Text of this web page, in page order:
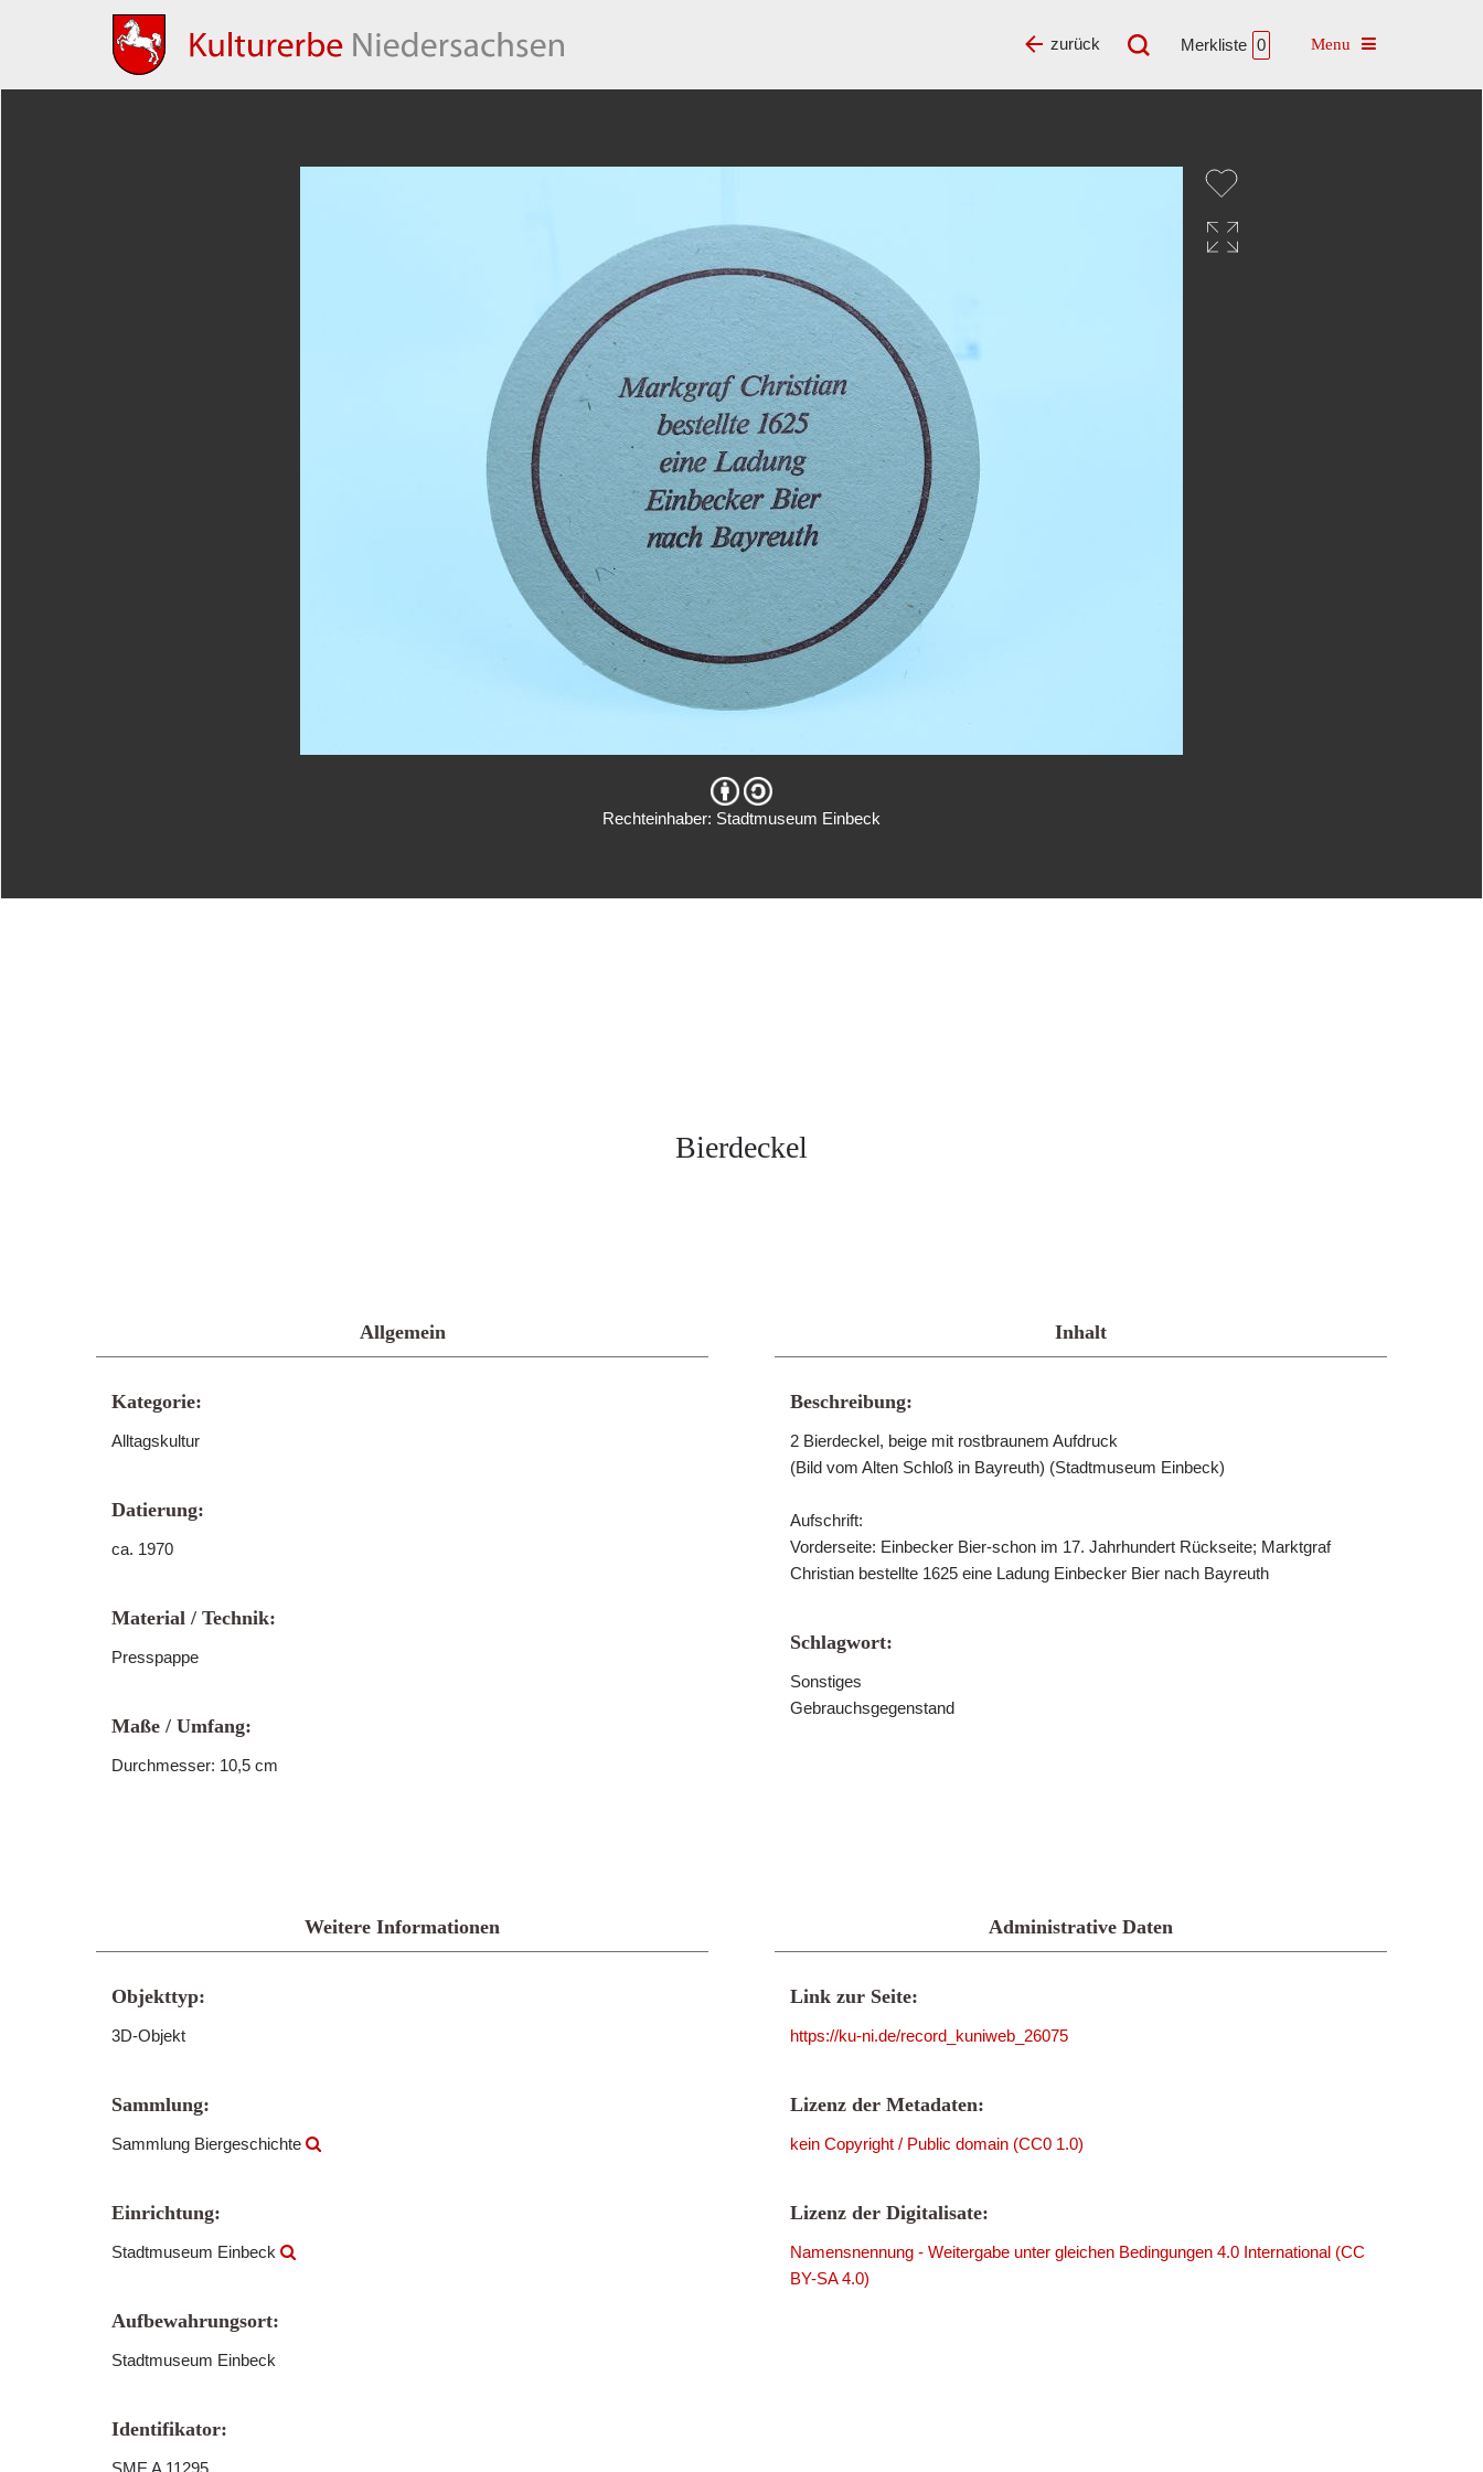
Merkliste 0 Toggle navigation
zurück
Rechteinhaber: Stadtmuseum Einbeck
Bierdeckel
Allgemein
Kategorie:
Alltagskultur
Datierung:
ca. 1970
Material / Technik:
Presspappe
Maße / Umfang:
Durchmesser: 10,5 cm
Inhalt
Beschreibung:
2 Bierdeckel, beige mit rostbraunem Aufdruck
(Bild vom Alten Schloß in Bayreuth) (Stadtmuseum Einbeck)
Aufschrift:
Vorderseite: Einbecker Bier-schon im 17. Jahrhundert Rückseite; Marktgraf
Christian bestellte 1625 eine Ladung Einbecker Bier nach Bayreuth
Schlagwort:
Sonstiges
Gebrauchsgegenstand
Weitere Informationen
Objekttyp:
3D-Objekt
Sammlung:
Sammlung Biergeschichte
Einrichtung:
Stadtmuseum Einbeck
Aufbewahrungsort:
Stadtmuseum Einbeck
Identifikator:
SME A 11295
Administrative Daten
Link zur Seite:
https://ku-ni.de/record_kuniweb_26075
Lizenz der Metadaten:
kein Copyright / Public domain (CC0 1.0)
Lizenz der Digitalisate:
Namensnennung - Weitergabe unter gleichen Bedingungen 4.0 International (CC
BY-SA 4.0)